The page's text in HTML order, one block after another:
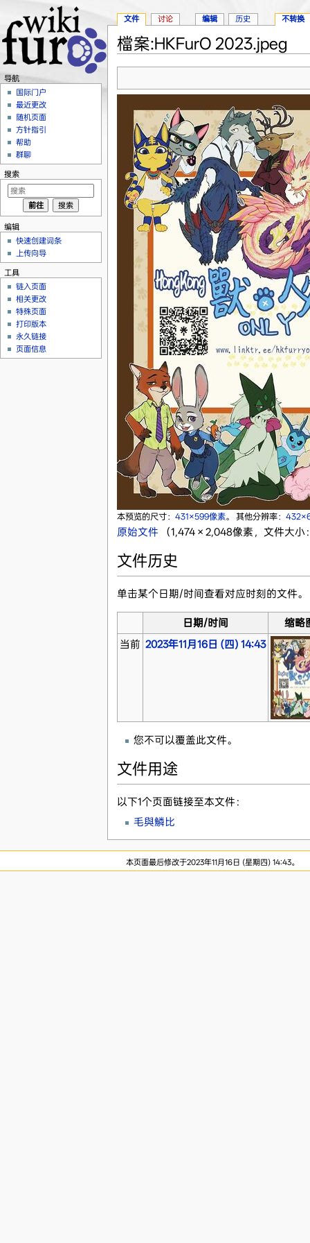
檔案:HKFurO 2023.jpeg
本预览的尺寸： 431×599像素。 其他分辨率：
原始文件‎ （1,474 × 2,048像素，文件大
文件历史
单击某个日期/时间查看对应时刻的文件。
日期/时间
缩略
当前 2023年11月16日 (四) 14:43
您不可以覆盖此文件。
文件用途
以下1个页面链接至本文件：
毛與鱗比
文件 讨论 编辑 历史 不转换
导航
国际门户
最近更改
随机页面
方针指引
帮助
群聊
搜索
编辑
快速创建词条
上传向导
工具
链入页面
相关更改
特殊页面
打印版本
永久链接
页面信息
本页面最后修改于2023年11月16日 (星期四) 14:43。